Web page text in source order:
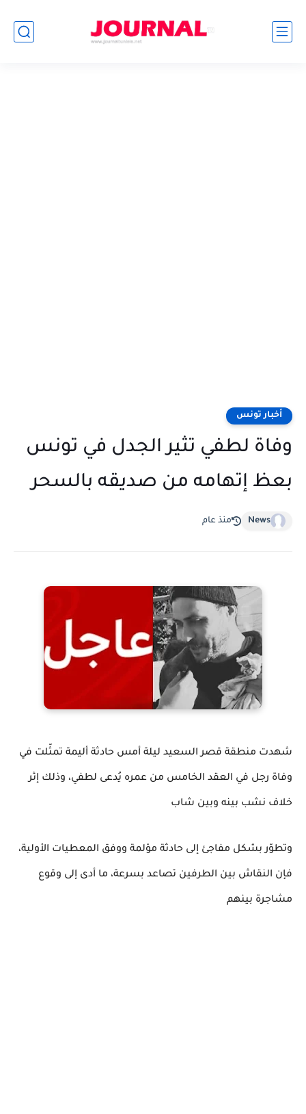
أخبار تونس
وفاة لطفي تثير الجدل في تونس
بعظ إتهامه من صديقه بالسحر
News منذ عام
شهدت منطقة قصر السعيد ليلة أمس حادثة أليمة تمثّلت في
وفاة رجل في العقد الخامس من عمره يُدعى لطفي، وذلك إثر
خلاف نشب بينه وبين شاب
وتطوّر بشكل مفاجئ إلى حادثة مؤلمة ووفق المعطيات الأولية،
فإن النقاش بين الطرفين تصاعد بسرعة، ما أدى إلى وقوع
مشاجرة بينهم